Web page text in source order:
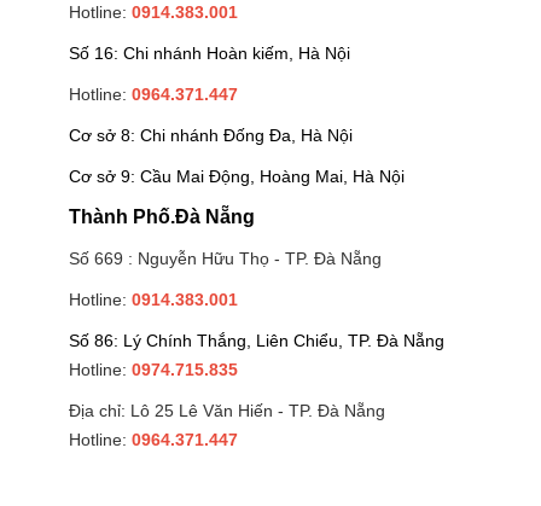
Hotline: 0914.383.001
Số 16: Chi nhánh Hoàn kiếm, Hà Nội
Hotline: 0964.371.447
Cơ sở 8: Chi nhánh Đống Đa, Hà Nội
Cơ sở 9: Cầu Mai Động, Hoàng Mai, Hà Nội
Thành Phố.Đà Nẵng
Số 669 : Nguyễn Hữu Thọ - TP. Đà Nẵng
Hotline: 0914.383.001
Số 86: Lý Chính Thắng, Liên Chiểu, TP. Đà Nẵng
Hotline: 0974.715.835
Địa chỉ: Lô 25 Lê Văn Hiến - TP. Đà Nẵng
Hotline: 0964.371.447